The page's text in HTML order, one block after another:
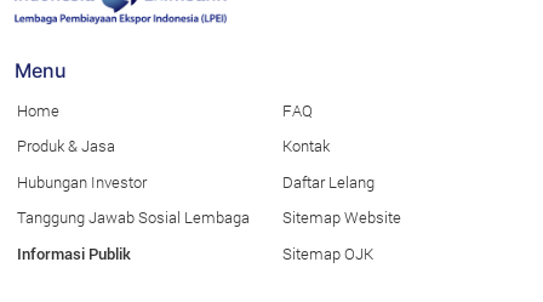
Menu
Home
Produk & Jasa
Hubungan Investor
Tanggung Jawab Sosial Lembaga
Informasi Publik
FAQ
Kontak
Daftar Lelang
Sitemap Website
Sitemap OJK